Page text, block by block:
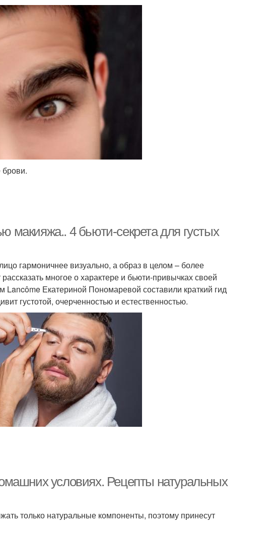
макияжа.. 4 бьюти-секрета для густых
гармоничнее визуально, а образ в целом – более
многое о характере и бьюти-привычках своей
Екатериной Пономаревой составили краткий гид
густотой, очерченностью и естественностью.
условиях. Рецепты натуральных
только натуральные компоненты, поэтому принесут